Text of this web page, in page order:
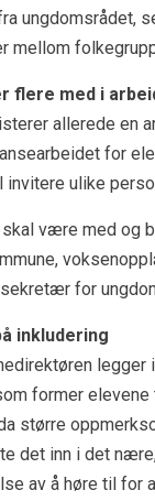
ungdomsrådet,
mellom
flere med i
allerede en
for
invitere ulike
være med og
for
inkludering
former elevene
større
det inn i det
av å høre til for